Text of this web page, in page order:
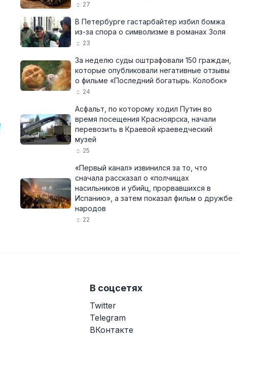
27
В Петербурге гастарбайтер избил бомжа
из-за спора о символизме в романах Золя
23
За неделю суды оштрафовали 150 граждан,
которые опубликовали негативные отзывы
о фильме «Последний богатырь. Колобок»
24
Асфальт, по которому ходил Путин во
время посещения Красноярска, начали
перевозить в Краевой краеведческий
музей
25
«Первый канал» извинился за то, что
сначала рассказал о «полчищах
насильников и убийц, прорвавшихся в
Испанию», а затем показал фильм о дружбе
народов
22
В соцсетях
Twitter
Telegram
ВКонтакте